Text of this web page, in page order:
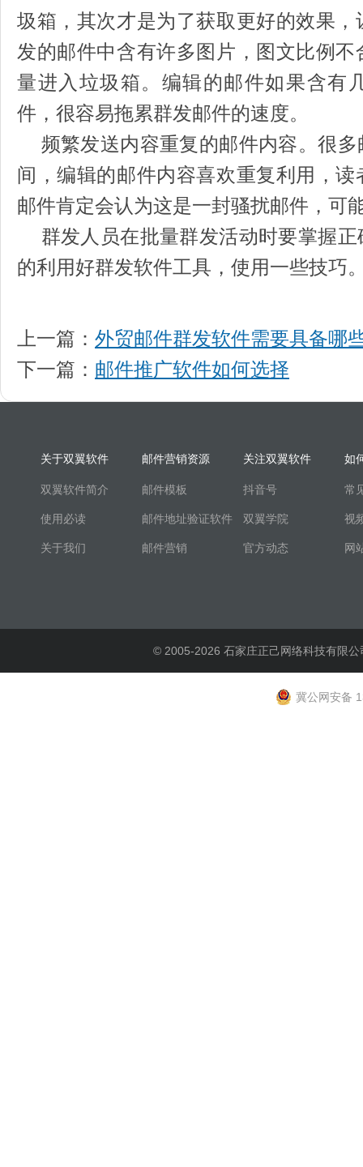
圾箱，其次才是为了获取更好的效果
发的邮件中含有许多图片，图文比例
量进入垃圾箱。编辑的邮件如果含有
件，很容易拖累群发邮件的速度。
频繁发送内容重复的邮件内容。很多
间，编辑的邮件内容喜欢重复利用，
邮件肯定会认为这是一封骚扰邮件，可
群发人员在批量群发活动时要掌握正
的利用好群发软件工具，使用一些技巧
上一篇： 外贸邮件群发软件需要具备哪
下一篇： 邮件推广软件如何选择
关于双翼软件
双翼软件简介
使用必读
关于我们
邮件营销资源
邮件模板
邮件地址验证软件
邮件营销
关注双翼软件
抖音号
双翼学院
官方动态
如
常
视
网
© 2005-2026 石家庄正己网络科技有限
冀公网安备